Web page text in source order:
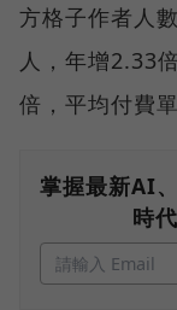
方格子作者人
人，年增2.33
倍，平均付費
掌握最新AI
時